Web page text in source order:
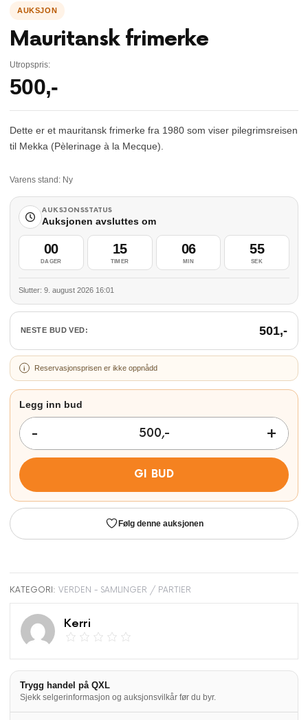
Mauritansk frimerke
Utropspris:
500,-
Dette er et mauritansk frimerke fra 1980 som viser pilegrimsreisen
til Mekka (Pèlerinage à la Mecque).
Varens stand: Ny
AUKSJONSSTATUS
Auksjonen avsluttes om
00
DAGER
15
TIMER
06
MIN
54
SEK
Slutter: 9. august 2026 16:01
NESTE BUD VED: 501,-
Reservasjonsprisen er ikke oppnådd
GI BUD
Følg denne auksjonen
KATEGORI: VERDEN - SAMLINGER / PARTIER
Kerri
Trygg handel på QXL
Sjekk selgerinformasjon og auksjonsvilkår før du byr.